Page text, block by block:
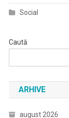
Social
Caută
ARHIVE
august 2026